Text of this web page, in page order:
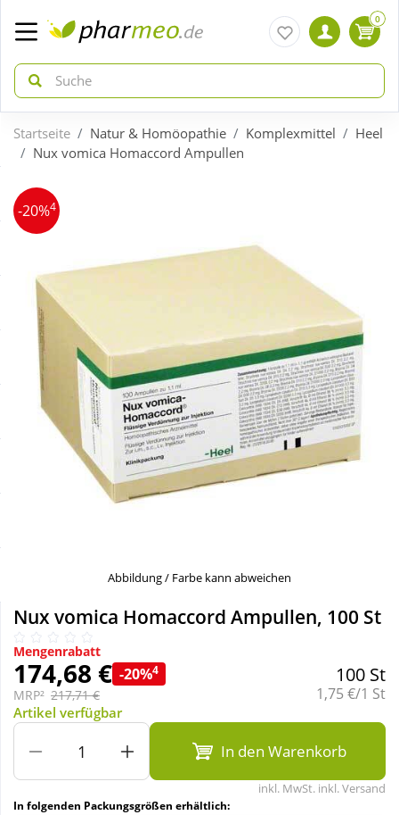
zurück
ÜBERSICHT AKTIONEN
Gratis dazu
Neuheiten
Sale
Schnäppchen
Täglich gut versorgt
zurück
ÜBERSICHT KATEGORIEN
Bio & Genuss
Diabetes
Körperpflege & Kosmetik
Liebe & Erotik
Nahrungsergänzung
Natur & Homöopathie
Sanitätshaus
0
Startseite Natur & Homöopathie Komplexmittel
Heel
Nux vomica Homaccord Ampullen
-20%4
Abbildung / Farbe kann abweichen
Nux vomica Homaccord Ampullen, 100 St
Mengenrabatt
174,68 € -20%4
MRP² 217,71 €
100 St
Grundpreis:
1,75 €/1 St
Artikel verfügbar
In den Warenkorb
inkl. MwSt. inkl. Versand
In folgenden Packungsgrößen erhältlich: